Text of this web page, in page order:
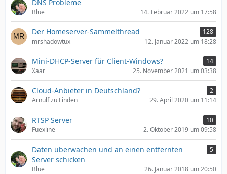
DNS Probleme
Blue 14. Februar 2022 um 17:58
Der Homeserver-Sammelthread
128
mrshadowtux
12. Januar 2022 um 18:28
Mini-DHCP-Server für Client-Windows?
14
Xaar
25. November 2021 um 03:38
Cloud-Anbieter in Deutschland?
2
Arnulf zu Linden
29. April 2020 um 11:14
RTSP Server
10
Fuexline
2. Oktober 2019 um 09:58
Daten überwachen und an einen entfernten
Server schicken
5
Blue 26. Januar 2018 um 20:50